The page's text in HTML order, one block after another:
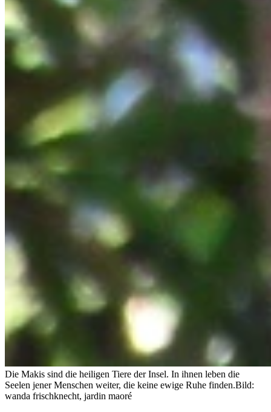
Die Makis sind die heiligen Tiere der Insel. In ihnen leben die
Seelen jener Menschen weiter, die keine ewige Ruhe finden.Bild:
wanda frischknecht, jardin maoré